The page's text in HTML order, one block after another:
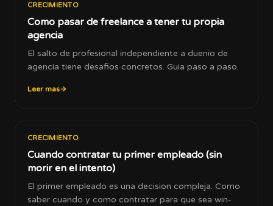
CRECIMIENTO
Como pasar de freelance a tener tu propia
agencia
El salto de profesional independiente a duenio de
agencia tiene desafios concretos. Guia paso a paso.
Leer mas
CRECIMIENTO
Cuando contratar tu primer empleado (sin
morir en el intento)
El primer empleado es una decision compleja. Como
saber cuando y como contratar para que sea win-